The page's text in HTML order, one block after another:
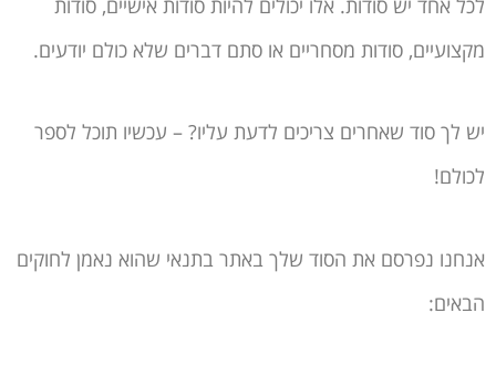
לכל אחד יש סודות. אלו יכולים להיות סודות אישיים, סודות
מקצועיים, סודות מסחריים או סתם דברים שלא כולם יודעים.
יש לך סוד שאחרים צריכים לדעת עליו? – עכשיו תוכל לספר
לכולם!
אנחנו נפרסם את הסוד שלך באתר בתנאי שהוא נאמן לחוקים
הבאים: